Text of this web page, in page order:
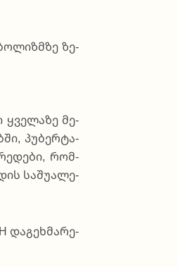
ზე­
ყვე­ლა­ზე მე­
პუ­ბერ­ტა­
რომ­
სა­შუ­ა­ლე­
და­გე­ხმა­რე­